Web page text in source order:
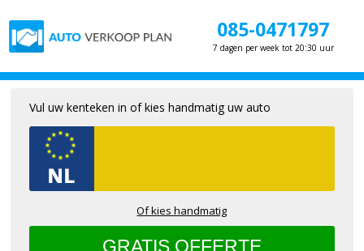
085-0471797
7 dagen per week tot 20:30 uur
Vul uw kenteken in of kies handmatig uw auto
Of kies handmatig